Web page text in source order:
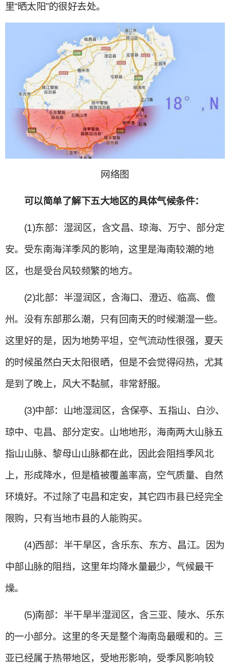
里“晒太阳”的很好去处。
网络图
可以简单了解下五大地区的具体气候条件：
(1)东部：湿润区，含文昌、琼海、万宁、部分定
安。受东南海洋季风的影响，这里是海南较潮的地
区，也是受台风较频繁的地方。
(2)北部：半湿润区，含海口、澄迈、临高、儋
州。没有东部那么潮，只有回南天的时候潮湿一些。
这里好的是，因为地势平坦，空气流动性很强，夏天
的时候虽然白天太阳很晒，但是不会觉得闷热，尤其
是到了晚上，风大不黏腻，非常舒服。
(3)中部：山地湿润区，含保亭、五指山、白沙、
琼中、屯昌、部分定安。山地地形，海南两大山脉五
指山山脉、黎母山山脉都在此，因此会阻挡季风北
上，形成降水，但是植被覆盖率高，空气质量、自然
环境好。不过除了屯昌和定安，其它四市县已经完全
限购，只有当地市县的人能购买。
(4)西部：半干旱区，含乐东、东方、昌江。因为
中部山脉的阻挡，这里年均降水量最少，气候最干
燥。
(5)南部：半干旱半湿润区，含三亚、陵水、乐东
的一小部分。这里的冬天是整个海南岛最暖和的。三
亚已经属于热带地区，受地形影响，受季风影响较